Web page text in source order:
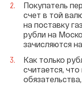
Покупатель
счет в той
на поставку
рубли на
зачисляются
Как только
считается,